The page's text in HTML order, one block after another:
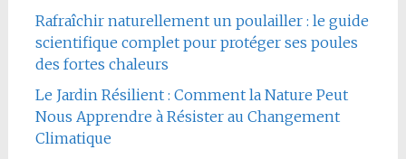
Rafraîchir naturellement un poulailler : le guide
scientifique complet pour protéger ses poules
des fortes chaleurs
Le Jardin Résilient : Comment la Nature Peut
Nous Apprendre à Résister au Changement
Climatique